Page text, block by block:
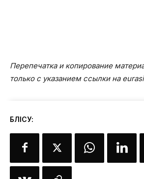
Перепечатка и копирование
только с указанием ссылки на
БӨЛІСУ: